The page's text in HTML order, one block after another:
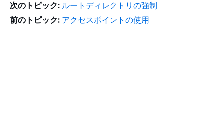
次のトピック: ルートディレクトリの強制
前のトピック: アクセスポイントの使用